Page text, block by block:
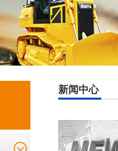
新闻中心